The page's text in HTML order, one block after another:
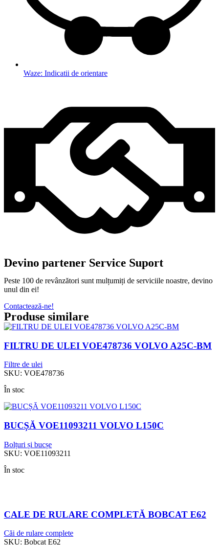
Waze: Indicatii de orientare
Devino partener Service Suport
Peste 100 de revânzători sunt mulțumiți de serviciile noastre, devino
unul din ei!
Contactează-ne!
Produse similare
FILTRU DE ULEI VOE478736 VOLVO A25C-BM
Filtre de ulei
SKU: VOE478736
În stoc
BUCȘĂ VOE11093211 VOLVO L150C
Bolțuri și bucșe
SKU: VOE11093211
În stoc
CALE DE RULARE COMPLETĂ BOBCAT E62
Căi de rulare complete
SKU: Bobcat E62